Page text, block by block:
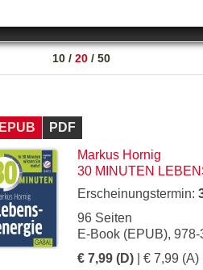
10 / 20 / 50
EPUB
PDF
Markus Hornig
30 MINUTEN
Erscheinungstermin:
96 Seiten
E-Book (EPUB),
€ 7,99 (D) | € 7,99 (A)
Ablauf
Benutzer-Session verwendet